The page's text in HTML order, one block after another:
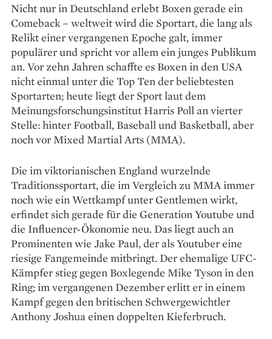
Nicht nur in Deutschland erlebt Boxen gerade ein
Comeback – weltweit wird die Sportart, die lang als
Relikt einer vergangenen Epoche galt, immer
populärer und spricht vor allem ein junges Publikum
an. Vor zehn Jahren schaffte es Boxen in den USA
nicht einmal unter die Top Ten der beliebtesten
Sportarten; heute liegt der Sport laut dem
Meinungsforschungsinstitut Harris Poll an vierter
Stelle: hinter Football, Baseball und Basketball, aber
noch vor Mixed Martial Arts (MMA).
Die im viktorianischen England wurzelnde
Traditionssportart, die im Vergleich zu MMA immer
noch wie ein Wettkampf unter Gentlemen wirkt,
erfindet sich gerade für die Generation Youtube und
die Influencer-Ökonomie neu. Das liegt auch an
Prominenten wie Jake Paul, der als Youtuber eine
riesige Fangemeinde mitbringt. Der ehemalige UFC-
Kämpfer stieg gegen Boxlegende Mike Tyson in den
Ring; im vergangenen Dezember erlitt er in einem
Kampf gegen den britischen Schwergewichtler
Anthony Joshua einen doppelten Kieferbruch.